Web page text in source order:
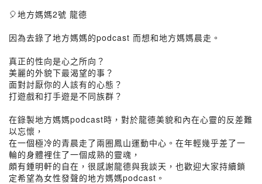
🎈地方媽媽2號 龍德
因為去錄了地方媽媽的podcast 而想和地方媽媽晨走。
真正的性向是心之所向？
美麗的外貌下最渴望的事？
面對討厭你的人該有的心態？
打遊戲和打手遊是不同族群？
在錄製地方媽媽podcast時，對於龍德美貌和內在心靈的反差難
以忘懷，
在一個極冷的青晨走了兩圈鳳山運動中心。在年輕幾乎差了一
輪的身體裡住了一個成熟的靈魂，
頗有鍾明軒的自在，很感謝龍德與我談天，也歡迎大家持續鎖
定希望為女性發聲的地方媽媽podcast。